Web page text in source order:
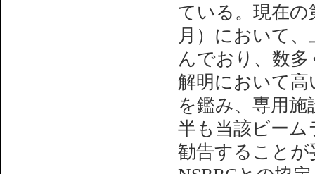
ている。現在の
月）において
んでおり、数
解明において
を鑑み、専用施
半も当該ビー
勧告すること